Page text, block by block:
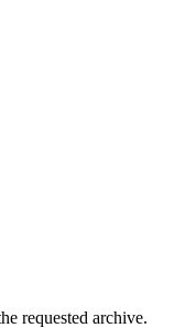
requested archive.